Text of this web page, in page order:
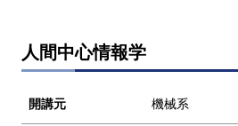
人間中心情報学
開講元 機械系